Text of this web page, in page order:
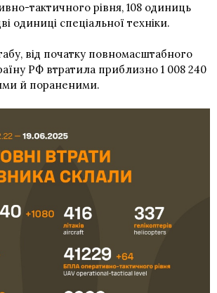
тактичного рівня, 108 одиниць
одиниці спеціальної техніки.
від початку повномасштабного
РФ втратила приблизно 1 008 240
й пораненими.